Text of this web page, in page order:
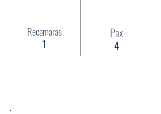
Recamaras
1
Pax
4